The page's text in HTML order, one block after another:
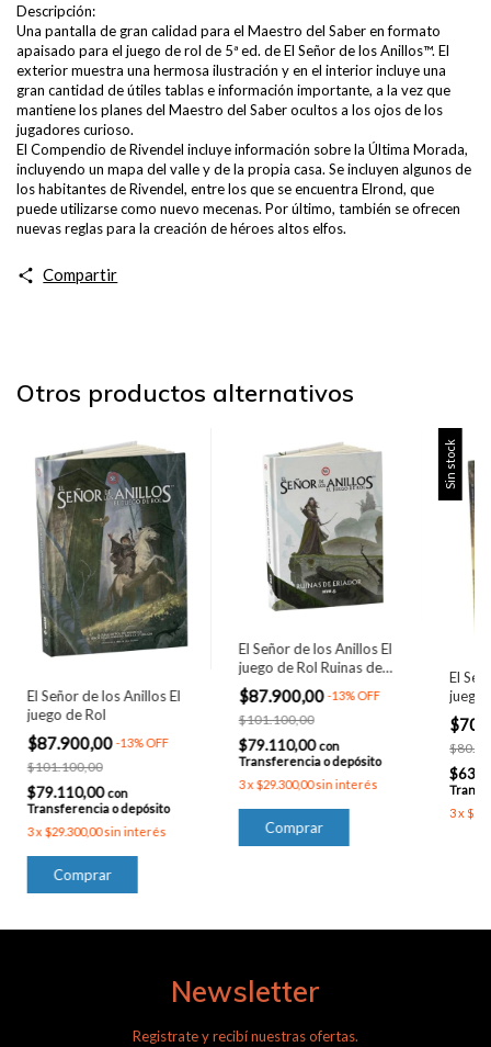
Descripción:
Una pantalla de gran calidad para el Maestro del Saber en formato
apaisado para el juego de rol de 5ª ed. de El Señor de los Anillos™. El
exterior muestra una hermosa ilustración y en el interior incluye una
gran cantidad de útiles tablas e información importante, a la vez que
mantiene los planes del Maestro del Saber ocultos a los ojos de los
jugadores curioso.
El Compendio de Rivendel incluye información sobre la Última Morada,
incluyendo un mapa del valle y de la propia casa. Se incluyen algunos de
los habitantes de Rivendel, entre los que se encuentra Elrond, que
puede utilizarse como nuevo mecenas. Por último, también se ofrecen
nuevas reglas para la creación de héroes altos elfos.
Compartir
Otros productos alternativos
El Señor de los Anillos El
juego de Rol
$87.900,00-13%OFF
$101.100,00
$79.110,00con
Transferencia o depósito
3x $29.300,00sin interés
El Señor de los Anillos El
juego de Rol Ruinas de
Eriador
$87.900,00-13%OFF
$101.100,00
$79.110,00con
Transferencia o depósito
3x $29.300,00sin interés
Sin stock
El
juego
la
3x
Newsletter
Registrate y recibí nuestras ofertas.